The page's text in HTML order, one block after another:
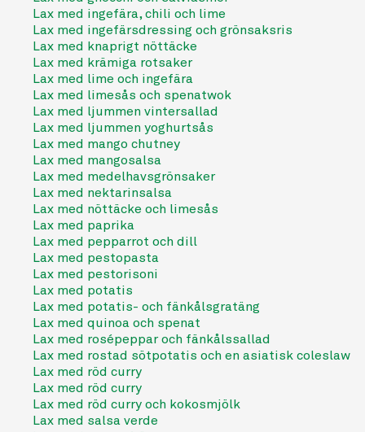
Lax med ingefära, chili och lime
Lax med ingefärsdressing och grönsaksris
Lax med knaprigt nöttäcke
Lax med krämiga rotsaker
Lax med lime och ingefära
Lax med limesås och spenatwok
Lax med ljummen vintersallad
Lax med ljummen yoghurtsås
Lax med mango chutney
Lax med mangosalsa
Lax med medelhavsgrönsaker
Lax med nektarinsalsa
Lax med nöttäcke och limesås
Lax med paprika
Lax med pepparrot och dill
Lax med pestopasta
Lax med pestorisoni
Lax med potatis
Lax med potatis- och fänkålsgratäng
Lax med quinoa och spenat
Lax med rosépeppar och fänkålssallad
Lax med rostad sötpotatis och en asiatisk coleslaw
Lax med röd curry
Lax med röd curry
Lax med röd curry och kokosmjölk
Lax med salsa verde